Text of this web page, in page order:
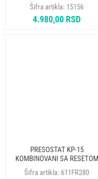
D17P30AA1MS500 ELIWELL
Šifra artikla: 15156
4.980,00 RSD
PRESOSTAT KP-15
KOMBINOVANI SA RESETOM
017H4705108 RANCO
Šifra artikla: 611FR280